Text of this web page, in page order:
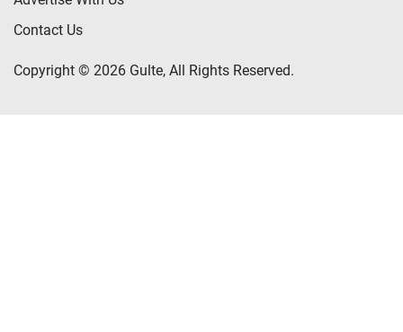
Contact Us
Copyright © 2026 Gulte, All Rights Reserved.